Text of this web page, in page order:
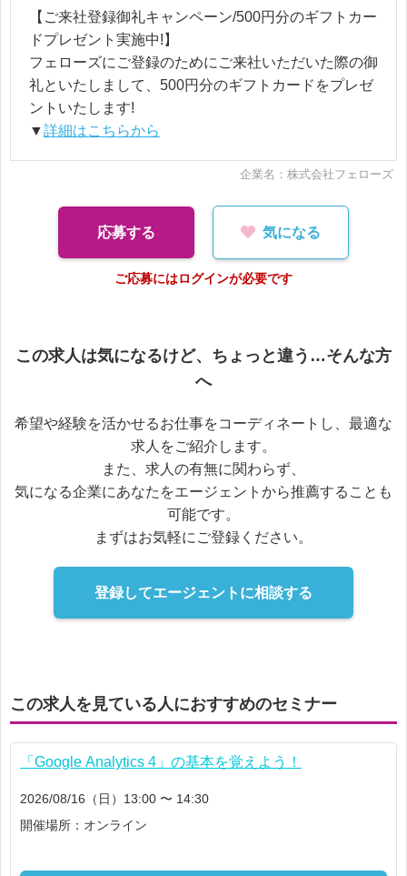
【ご来社登録御礼キャンペーン/500円分のギフトカー
ドプレゼント実施中!】
フェローズにご登録のためにご来社いただいた際の御
礼といたしまして、500円分のギフトカードをプレゼ
ントいたします!
▼詳細はこちらから
企業名：株式会社フェローズ
応募する 気になる
ご応募にはログインが必要です
この求人は気になるけど、ちょっと違う…そんな方
へ
希望や経験を活かせるお仕事をコーディネートし、最適な
求人をご紹介します。
また、求人の有無に関わらず、
気になる企業にあなたをエージェントから推薦することも
可能です。
まずはお気軽にご登録ください。
登録してエージェントに相談する
この求人を見ている人におすすめのセミナー
「Google Analytics 4」の基本を覚えよう！
2026/08/16（日）13:00 〜 14:30
開催場所：オンライン